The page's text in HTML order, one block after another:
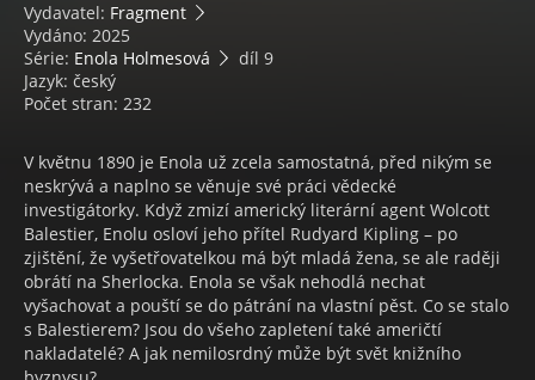
Vydavatel: Fragment
Vydáno: 2025
Série: Enola Holmesová
díl 9
Jazyk: český
Počet stran: 232
V květnu 1890 je Enola už zcela samostatná, před nikým se
neskrývá a naplno se věnuje své práci vědecké
investigátorky. Když zmizí americký literární agent Wolcott
Balestier, Enolu osloví jeho přítel Rudyard Kipling – po
zjištění, že vyšetřovatelkou má být mladá žena, se ale raději
obrátí na Sherlocka. Enola se však nehodlá nechat
vyšachovat a pouští se do pátrání na vlastní pěst. Co se stalo
s Balestierem? Jsou do všeho zapletení také američtí
nakladatelé? A jak nemilosrdný může být svět knižního